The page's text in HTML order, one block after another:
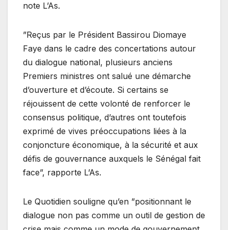
note L’As.
”Reçus par le Président Bassirou Diomaye
Faye dans le cadre des concertations autour
du dialogue national, plusieurs anciens
Premiers ministres ont salué une démarche
d’ouverture et d’écoute. Si certains se
réjouissent de cette volonté de renforcer le
consensus politique, d’autres ont toutefois
exprimé de vives préoccupations liées à la
conjoncture économique, à la sécurité et aux
défis de gouvernance auxquels le Sénégal fait
face”, rapporte L’As.
Le Quotidien souligne qu’en ”positionnant le
dialogue non pas comme un outil de gestion de